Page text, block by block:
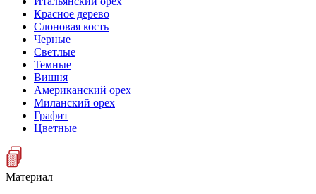
Красное дерево
Слоновая кость
Черные
Светлые
Темные
Вишня
Американский орех
Миланский орех
Графит
Цветные
Материал